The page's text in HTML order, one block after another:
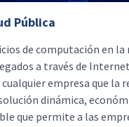
Pública
de computación en la
a través de
empresa que la
dinámica,
que permite a las